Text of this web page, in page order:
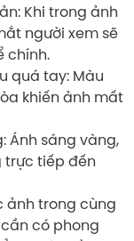
Khi trong ảnh
người xem sẽ
chính.
quá tay: Màu
khiến ảnh mất
Ánh sáng vàng,
trực tiếp đến
ảnh trong cùng
có phong